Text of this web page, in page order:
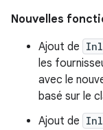
Nouvelles
Ajout de
les
avec le
basé sur le
Ajout de